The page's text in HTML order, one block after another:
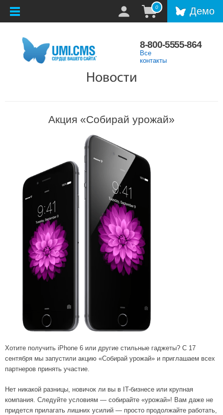
0 Демо
8-800-5555-864
Все
контакты
Новости
Акция «Собирай урожай»
Хотите получить iPhone 6 или другие стильные гаджеты? С 17
сентября мы запустили акцию «Собирай урожай» и приглашаем всех
партнеров принять участие.
Нет никакой разницы, новичок ли вы в IT-бизнесе или крупная
компания. Следуйте условиям — собирайте «урожай»! Вам даже не
придется прилагать лишних усилий — просто продолжайте работать,